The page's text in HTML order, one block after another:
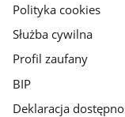
Polityka cookies
Służba cywilna
Profil zaufany
BIP
Deklaracja